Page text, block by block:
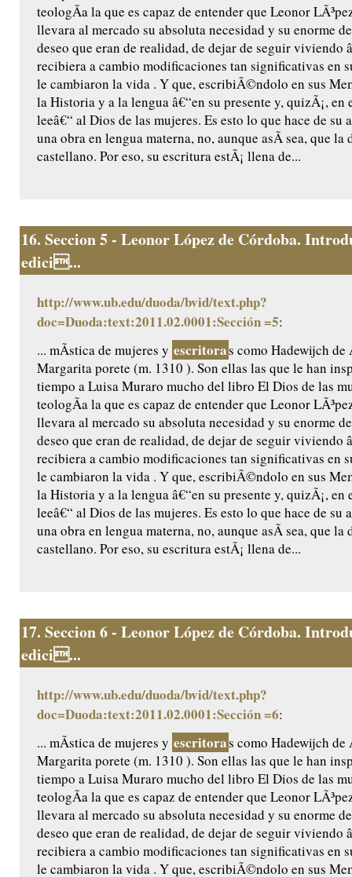
teologÃ­a la que es capaz de entender que Leonor
llevara al mercado su absoluta necesidad y su enorme
deseo que eran de realidad, de dejar de seguir viviendo
recibiera a cambio modificaciones tan significativas en
le cambiaron la vida . Y que, escribiÃ©ndolo en sus
la Historia y a la lengua â€“en su presente y, quizÃ¡, en
leeâ€“ al Dios de las mujeres. Es esto lo que hace de su
una obra en lengua materna, no, aunque asÃ­ sea, que la
castellano. Por eso, su escritura estÃ¡ llena de...
16. Seccion 5 - Leonor López de Córdoba.
edici...
http://www.ub.edu/duoda/bvid/text.php?
doc=Duoda:text:2011.02.0001:Sección =5:
... mÃ­stica de mujeres y escritoras como Hadewijch de
Margarita porete (m. 1310 ). Son ellas las que le han
tiempo a Luisa Muraro mucho del libro El Dios de las
teologÃ­a la que es capaz de entender que Leonor
llevara al mercado su absoluta necesidad y su enorme
deseo que eran de realidad, de dejar de seguir viviendo
recibiera a cambio modificaciones tan significativas en
le cambiaron la vida . Y que, escribiÃ©ndolo en sus
la Historia y a la lengua â€“en su presente y, quizÃ¡, en
leeâ€“ al Dios de las mujeres. Es esto lo que hace de su
una obra en lengua materna, no, aunque asÃ­ sea, que la
castellano. Por eso, su escritura estÃ¡ llena de...
17. Seccion 6 - Leonor López de Córdoba.
edici...
http://www.ub.edu/duoda/bvid/text.php?
doc=Duoda:text:2011.02.0001:Sección =6:
... mÃ­stica de mujeres y escritoras como Hadewijch de
Margarita porete (m. 1310 ). Son ellas las que le han
tiempo a Luisa Muraro mucho del libro El Dios de las
teologÃ­a la que es capaz de entender que Leonor
llevara al mercado su absoluta necesidad y su enorme
deseo que eran de realidad, de dejar de seguir viviendo
recibiera a cambio modificaciones tan significativas en
le cambiaron la vida . Y que, escribiÃ©ndolo en sus